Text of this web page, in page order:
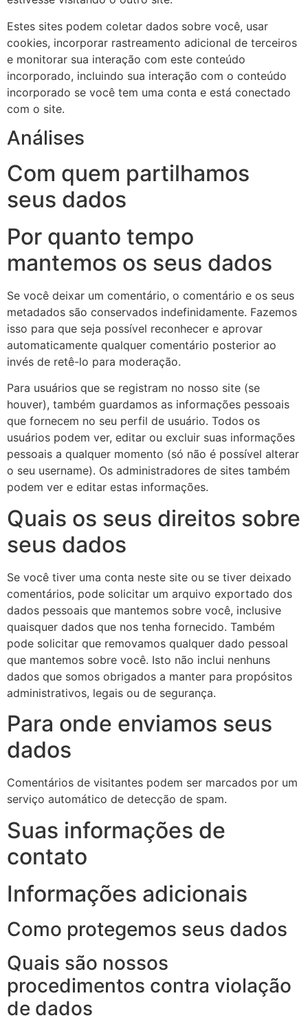
Estes sites podem coletar dados sobre você, usar
cookies, incorporar rastreamento adicional de terceiros
e monitorar sua interação com este conteúdo
incorporado, incluindo sua interação com o conteúdo
incorporado se você tem uma conta e está conectado
com o site.
Análises
Com quem partilhamos
seus dados
Por quanto tempo
mantemos os seus dados
Se você deixar um comentário, o comentário e os seus
metadados são conservados indefinidamente. Fazemos
isso para que seja possível reconhecer e aprovar
automaticamente qualquer comentário posterior ao
invés de retê-lo para moderação.
Para usuários que se registram no nosso site (se
houver), também guardamos as informações pessoais
que fornecem no seu perfil de usuário. Todos os
usuários podem ver, editar ou excluir suas informações
pessoais a qualquer momento (só não é possível alterar
o seu username). Os administradores de sites também
podem ver e editar estas informações.
Quais os seus direitos sobre
seus dados
Se você tiver uma conta neste site ou se tiver deixado
comentários, pode solicitar um arquivo exportado dos
dados pessoais que mantemos sobre você, inclusive
quaisquer dados que nos tenha fornecido. Também
pode solicitar que removamos qualquer dado pessoal
que mantemos sobre você. Isto não inclui nenhuns
dados que somos obrigados a manter para propósitos
administrativos, legais ou de segurança.
Para onde enviamos seus
dados
Comentários de visitantes podem ser marcados por um
serviço automático de detecção de spam.
Suas informações de
contato
Informações adicionais
Como protegemos seus dados
Quais são nossos
procedimentos contra violação
de dados